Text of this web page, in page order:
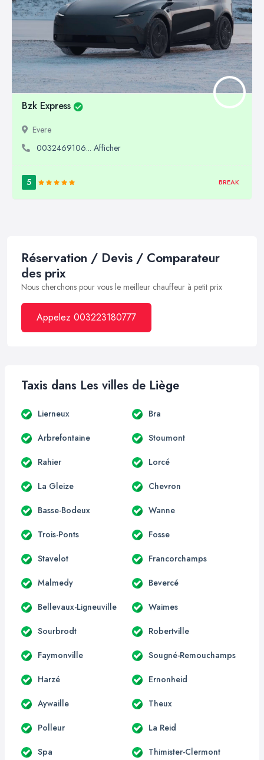
Bzk Express
Evere
0032469106... Afficher
5 BREAK
Réservation / Devis / Comparateur
des prix
Nous cherchons pour vous le meilleur chauffeur à petit prix
Appelez 003223180777
Taxis dans Les villes de Liège
Lierneux Bra
Arbrefontaine Stoumont
Rahier Lorcé
La Gleize Chevron
Basse-Bodeux Wanne
Trois-Ponts Fosse
Stavelot Francorchamps
Malmedy Bevercé
Bellevaux-Ligneuville Waimes
Sourbrodt Robertville
Faymonville Sougné-Remouchamps
Harzé Ernonheid
Aywaille Theux
Polleur La Reid
Spa Thimister-Clermont